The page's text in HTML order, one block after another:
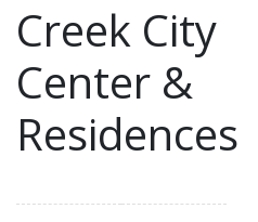
Creek City
Center &
Residences